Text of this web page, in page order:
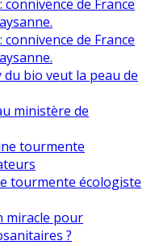
connivence de France
connivence de France
bio veut la peau de
ministère de
tourmente
tourmente écologiste
miracle pour
?